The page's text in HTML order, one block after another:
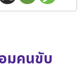
มคนขับ